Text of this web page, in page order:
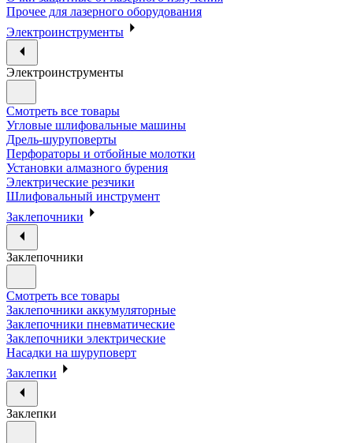
Прочее для лазерного оборудования
Электроинструменты
Электроинструменты
Смотреть все товары
Угловые шлифовальные машины
Дрель-шуруповерты
Перфораторы и отбойные молотки
Установки алмазного бурения
Электрические резчики
Шлифовальный инструмент
Заклепочники
Заклепочники
Смотреть все товары
Заклепочники аккумуляторные
Заклепочники пневматические
Заклепочники электрические
Насадки на шуруповерт
Заклепки
Заклепки